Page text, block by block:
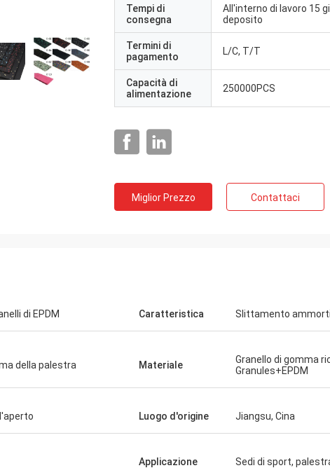
i
Tempi di
consegna
All'interno di lavoro 15
deposito
Termini di
pagamento
L/C, T/T
Capacità di
alimentazione
250000PCS
Miglior Prezzo Contattaci
di EPDM Caratteristica Slittamento
della palestra Materiale
Granello di gomma
Granules+EPDM
Luogo d'origine Jiangsu, Cina
Applicazione Sedi di sport,